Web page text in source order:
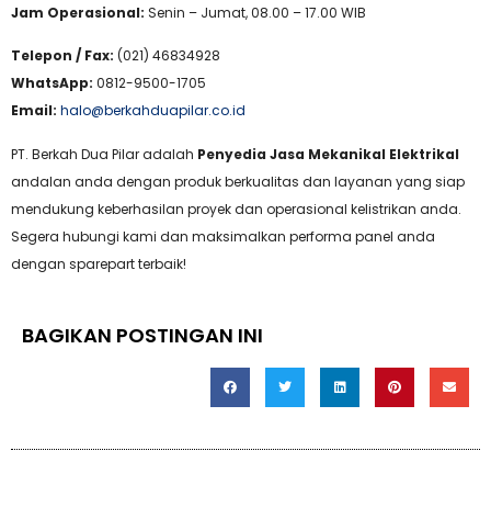
Jam Operasional: Senin – Jumat, 08.00 – 17.00 WIB
Telepon / Fax: (021) 46834928
WhatsApp: 0812-9500-1705
Email: halo@berkahduapilar.co.id
PT. Berkah Dua Pilar adalah Penyedia Jasa Mekanikal Elektrikal
andalan anda dengan produk berkualitas dan layanan yang siap
mendukung keberhasilan proyek dan operasional kelistrikan anda.
Segera hubungi kami dan maksimalkan performa panel anda
dengan sparepart terbaik!
BAGIKAN POSTINGAN INI